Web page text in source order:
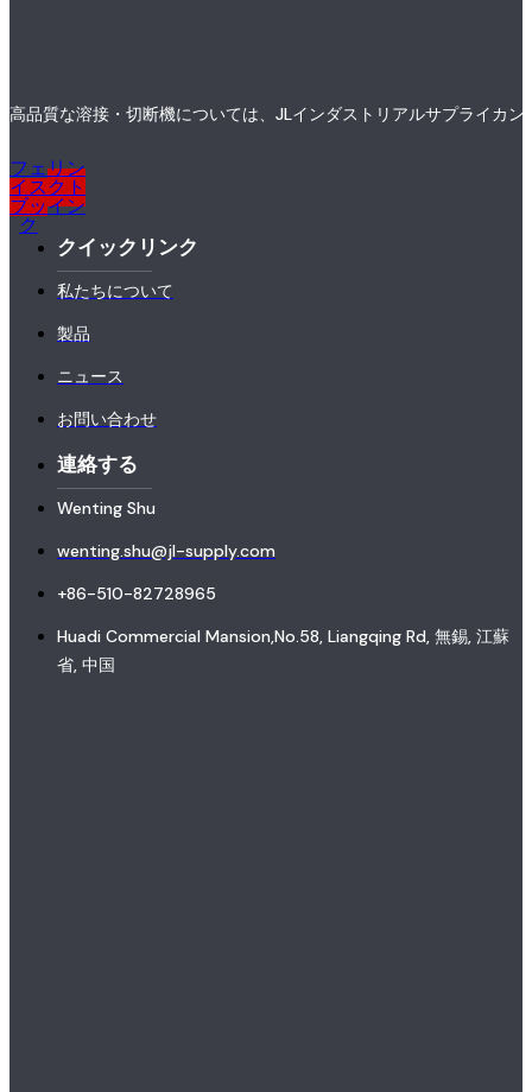
高品質な溶接・切断機については、JLインダストリアルサプライカ
フェ
イス
ブッ
ク
リン
クト
イン
クイックリンク
私たちについて
製品
ニュース
お問い合わせ
連絡する
Wenting Shu
wenting.shu@jl-supply.com
+86-510-82728965
Huadi Commercial Mansion,No.58, Liangqing Rd, 無錫, 江蘇
省, 中国